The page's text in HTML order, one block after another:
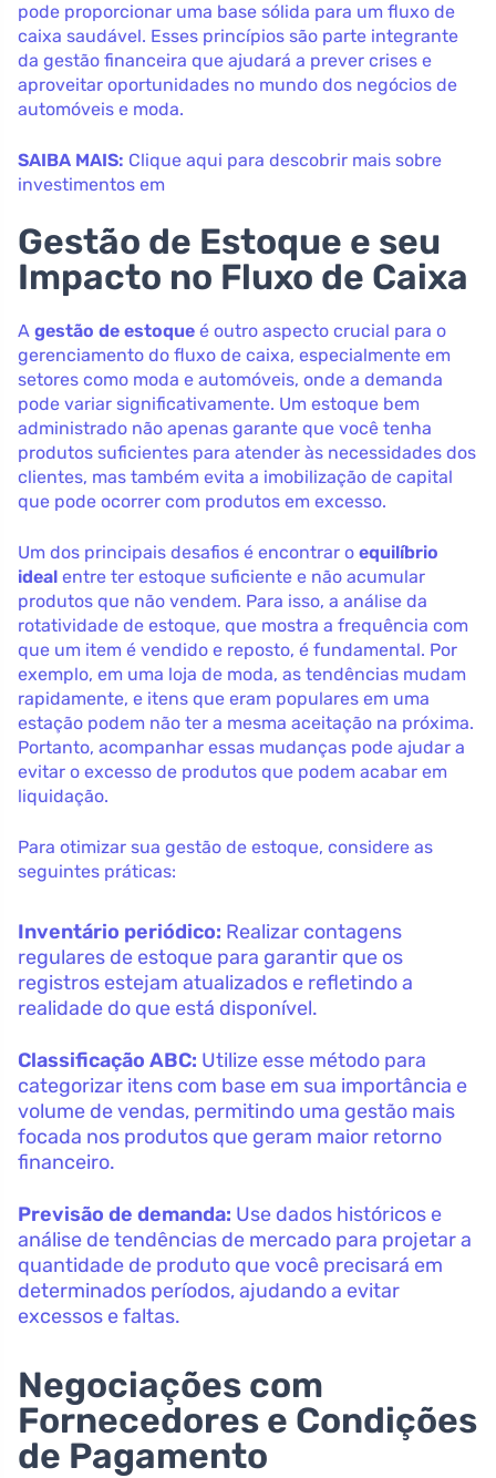
pode proporcionar uma base sólida para um fluxo de
caixa saudável. Esses princípios são parte integrante
da gestão financeira que ajudará a prever crises e
aproveitar oportunidades no mundo dos negócios de
automóveis e moda.
SAIBA MAIS: Clique aqui para descobrir mais sobre
investimentos em
Gestão de Estoque e seu
Impacto no Fluxo de Caixa
A gestão de estoque é outro aspecto crucial para o
gerenciamento do fluxo de caixa, especialmente em
setores como moda e automóveis, onde a demanda
pode variar significativamente. Um estoque bem
administrado não apenas garante que você tenha
produtos suficientes para atender às necessidades dos
clientes, mas também evita a imobilização de capital
que pode ocorrer com produtos em excesso.
Um dos principais desafios é encontrar o equilíbrio
ideal entre ter estoque suficiente e não acumular
produtos que não vendem. Para isso, a análise da
rotatividade de estoque, que mostra a frequência com
que um item é vendido e reposto, é fundamental. Por
exemplo, em uma loja de moda, as tendências mudam
rapidamente, e itens que eram populares em uma
estação podem não ter a mesma aceitação na próxima.
Portanto, acompanhar essas mudanças pode ajudar a
evitar o excesso de produtos que podem acabar em
liquidação.
Para otimizar sua gestão de estoque, considere as
seguintes práticas:
Inventário periódico: Realizar contagens
regulares de estoque para garantir que os
registros estejam atualizados e refletindo a
realidade do que está disponível.
Classificação ABC: Utilize esse método para
categorizar itens com base em sua importância e
volume de vendas, permitindo uma gestão mais
focada nos produtos que geram maior retorno
financeiro.
Previsão de demanda: Use dados históricos e
análise de tendências de mercado para projetar a
quantidade de produto que você precisará em
determinados períodos, ajudando a evitar
excessos e faltas.
Negociações com
Fornecedores e Condições
de Pagamento